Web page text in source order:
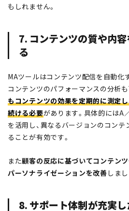
もしれません。
7. コンテンツの質や内
る
MAツールはコンテンツ配信を自動化
コンテンツのパフォーマンスの分析
もコンテンツの効果を定期的に測定
続ける必要があります。具体的にはA
を活用し、異なるバージョンのコン
ることが有効です。
また顧客の反応に基づいてコンテン
パーソナライゼーションを改善 しまし
8. サポート体制が充実